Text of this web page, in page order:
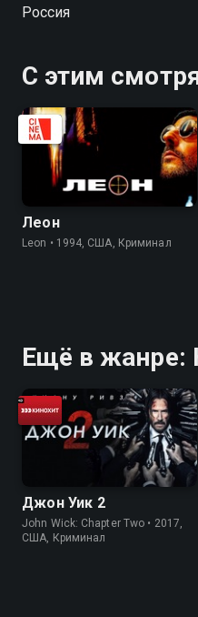
Россия
С этим
Леон
Leon • 1994, США, Криминал
Ещё в жанре:
Джон Уик 2
John Wick: Chapter Two • 2017,
США, Криминал